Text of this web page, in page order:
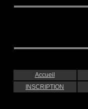
Accueil
INSCRIPTION